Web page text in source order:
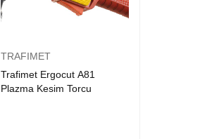
TRAFIMET
Trafimet Ergocut A81
Plazma Kesim Torcu